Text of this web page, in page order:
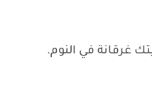
غرقانة في النوم.